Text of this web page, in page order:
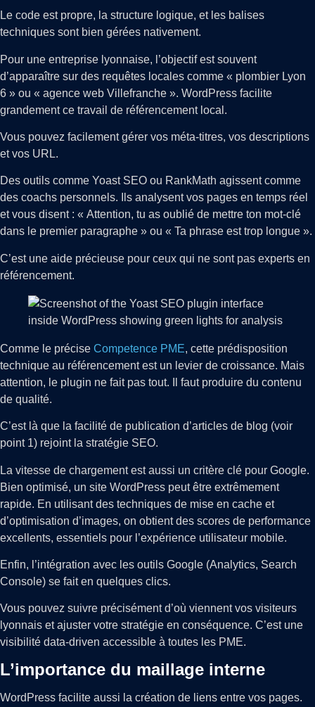
Le code est propre, la structure logique, et les balises
techniques sont bien gérées nativement.
Pour une entreprise lyonnaise, l’objectif est souvent
d’apparaître sur des requêtes locales comme « plombier Lyon
6 » ou « agence web Villefranche ». WordPress facilite
grandement ce travail de référencement local.
Vous pouvez facilement gérer vos méta-titres, vos descriptions
et vos URL.
Des outils comme Yoast SEO ou RankMath agissent comme
des coachs personnels. Ils analysent vos pages en temps réel
et vous disent : « Attention, tu as oublié de mettre ton mot-clé
dans le premier paragraphe » ou « Ta phrase est trop longue ».
C’est une aide précieuse pour ceux qui ne sont pas experts en
référencement.
Comme le précise Competence PME, cette prédisposition
technique au référencement est un levier de croissance. Mais
attention, le plugin ne fait pas tout. Il faut produire du contenu
de qualité.
C’est là que la facilité de publication d’articles de blog (voir
point 1) rejoint la stratégie SEO.
La vitesse de chargement est aussi un critère clé pour Google.
Bien optimisé, un site WordPress peut être extrêmement
rapide. En utilisant des techniques de mise en cache et
d’optimisation d’images, on obtient des scores de performance
excellents, essentiels pour l’expérience utilisateur mobile.
Enfin, l’intégration avec les outils Google (Analytics, Search
Console) se fait en quelques clics.
Vous pouvez suivre précisément d’où viennent vos visiteurs
lyonnais et ajuster votre stratégie en conséquence. C’est une
visibilité data-driven accessible à toutes les PME.
L’importance du maillage interne
WordPress facilite aussi la création de liens entre vos pages.